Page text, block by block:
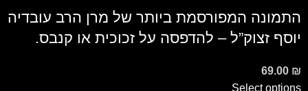
התמונה המפורסמת ביותר של מרן הרב עובדיה
יוסף זצוק”ל – להדפסה על זכוכית או קנבס.
69.00 ₪
Select options